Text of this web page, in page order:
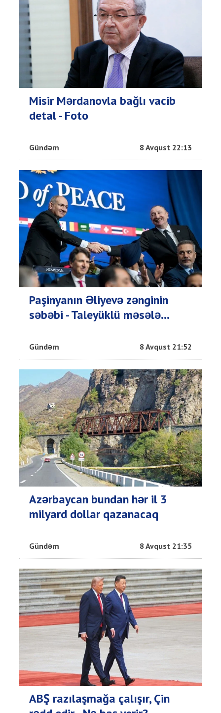
Misir Mərdanovla bağlı vacib
detal - Foto
Gündəm 8 Avqust 22:13
Paşinyanın Əliyevə zənginin
səbəbi - Taleyüklü məsələ...
Gündəm 8 Avqust 21:52
Azərbaycan bundan hər il 3
milyard dollar qazanacaq
Gündəm 8 Avqust 21:35
ABŞ razılaşmağa çalışır, Çin